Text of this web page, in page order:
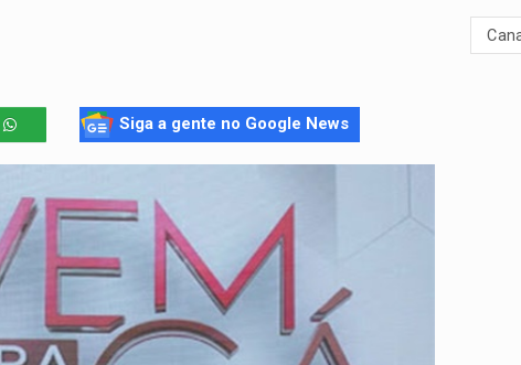
Siga a gente no Google News